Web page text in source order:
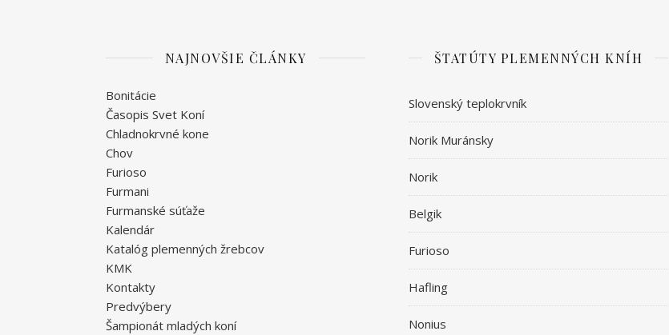
NAJNOVŠIE ČLÁNKY
Bonitácie
Časopis Svet Koní
Chladnokrvné kone
Chov
Furioso
Furmani
Furmanské súťaže
Kalendár
Katalóg plemenných žrebcov
KMK
Kontakty
Predvýbery
Šampionát mladých koní
ŠTATÚTY PLEMENNÝCH KNÍH
Slovenský teplokrvník
Norik Muránsky
Norik
Belgik
Furioso
Hafling
Nonius